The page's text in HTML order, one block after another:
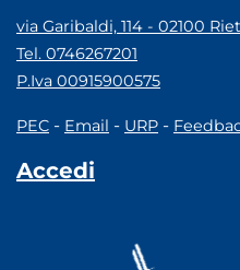
via Garibaldi, 114 - 02100
Tel. 0746267201
P.Iva 00915900575
PEC - Email - URP -
Accedi